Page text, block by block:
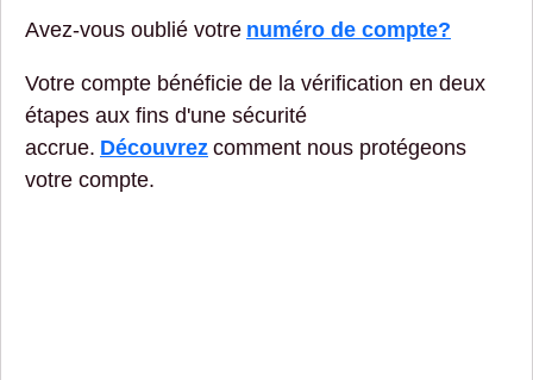
Avez-vous oublié votre numéro de compte?
Votre compte bénéficie de la vérification en deux
étapes aux fins d'une sécurité
accrue. Découvrez comment nous protégeons
votre compte.